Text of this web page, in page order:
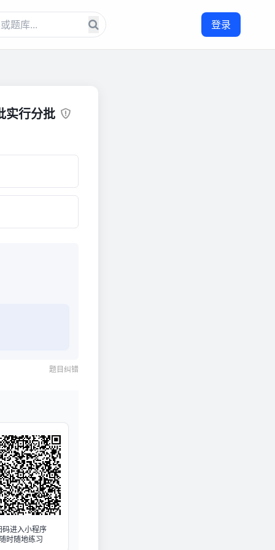
登录
实行分批
题目纠错
码进入小程序
时随地练习